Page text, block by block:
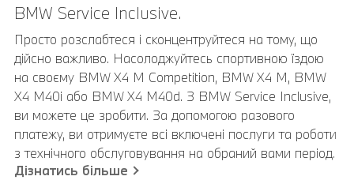
BMW Service Inclusive.
Просто розслабтеся і сконцентруйтеся на тому, що
дійсно важливо. Насолоджуйтесь спортивною їздою
на своєму BMW X4 M Competition, BMW X4 M, BMW
X4 M40i або BMW X4 M40d. З BMW Service Inclusive,
ви можете це зробити. За допомогою разового
платежу, ви отримуєте всі включені послуги та роботи
з технічного обслуговування на обраний вами період.
Дізнатись більше